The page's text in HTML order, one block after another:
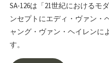
SA-126は「21世紀におけるモ
ンセプトにエディ・ヴァン・
ャング・ヴァン・ヘイレンに
す。